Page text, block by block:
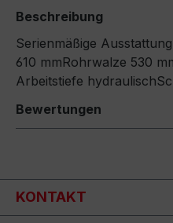
Beschreibung
Serienmäßige
610 mmRohrwalze 530
Arbeitstiefe
Bewertungen
KONTAKT